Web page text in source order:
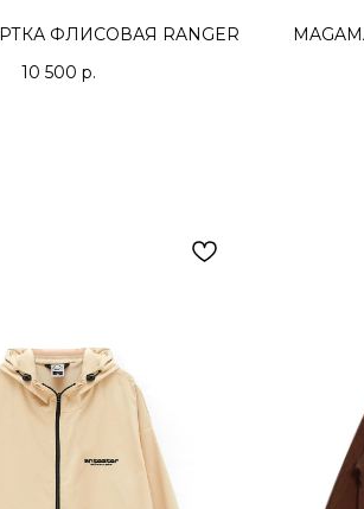
ФЛИСОВАЯ RANGER
10 500 р.